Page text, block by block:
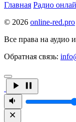
Главная Радио
© 2026 online-red.pro
Все права на аудио
Обратная связь: